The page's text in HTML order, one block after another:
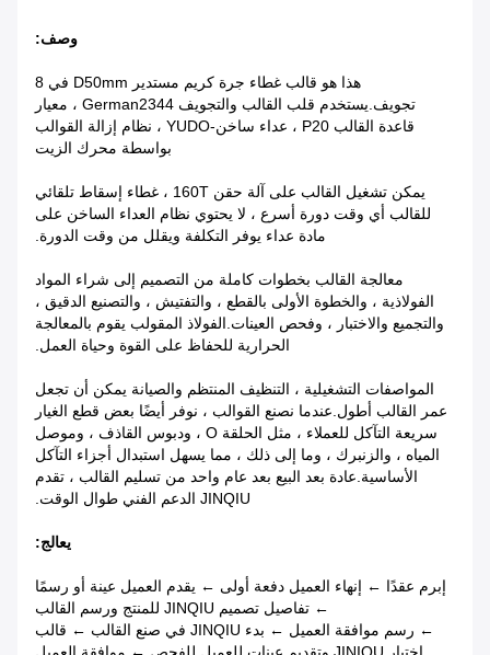
وصف:
هذا هو قالب غطاء جرة كريم مستدير D50mm في 8
تجويف.يستخدم قلب القالب والتجويف German2344 ، معيار
قاعدة القالب P20 ، عداء ساخن-YUDO ، نظام إزالة القوالب
بواسطة محرك الزيت
يمكن تشغيل القالب على آلة حقن 160T ، غطاء إسقاط تلقائي
للقالب أي وقت دورة أسرع ، لا يحتوي نظام العداء الساخن على
مادة عداء يوفر التكلفة ويقلل من وقت الدورة.
معالجة القالب بخطوات كاملة من التصميم إلى شراء المواد
الفولاذية ، والخطوة الأولى بالقطع ، والتفتيش ، والتصنيع الدقيق ،
والتجميع والاختبار ، وفحص العينات.الفولاذ المقولب يقوم بالمعالجة
الحرارية للحفاظ على القوة وحياة العمل.
المواصفات التشغيلية ، التنظيف المنتظم والصيانة يمكن أن تجعل
عمر القالب أطول.عندما نصنع القوالب ، نوفر أيضًا بعض قطع الغيار
سريعة التآكل للعملاء ، مثل الحلقة O ، ودبوس القاذف ، وموصل
المياه ، والزنبرك ، وما إلى ذلك ، مما يسهل استبدال أجزاء التآكل
الأساسية.عادة بعد البيع بعد عام واحد من تسليم القالب ، تقدم
JINQIU الدعم الفني طوال الوقت.
يعالج:
إبرم عقدًا ← إنهاء العميل دفعة أولى ← يقدم العميل عينة أو رسمًا
← تفاصيل تصميم JINQIU للمنتج ورسم القالب
← رسم موافقة العميل ← بدء JINQIU في صنع القالب ← قالب